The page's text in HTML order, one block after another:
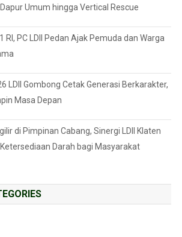
Dapur Umum hingga Vertical Rescue
RI, PC LDII Pedan Ajak Pemuda dan Warga
LDII Gombong Cetak Generasi Berkarakter,
Masa Depan
di Pimpinan Cabang, Sinergi LDII Klaten
Darah bagi Masyarakat